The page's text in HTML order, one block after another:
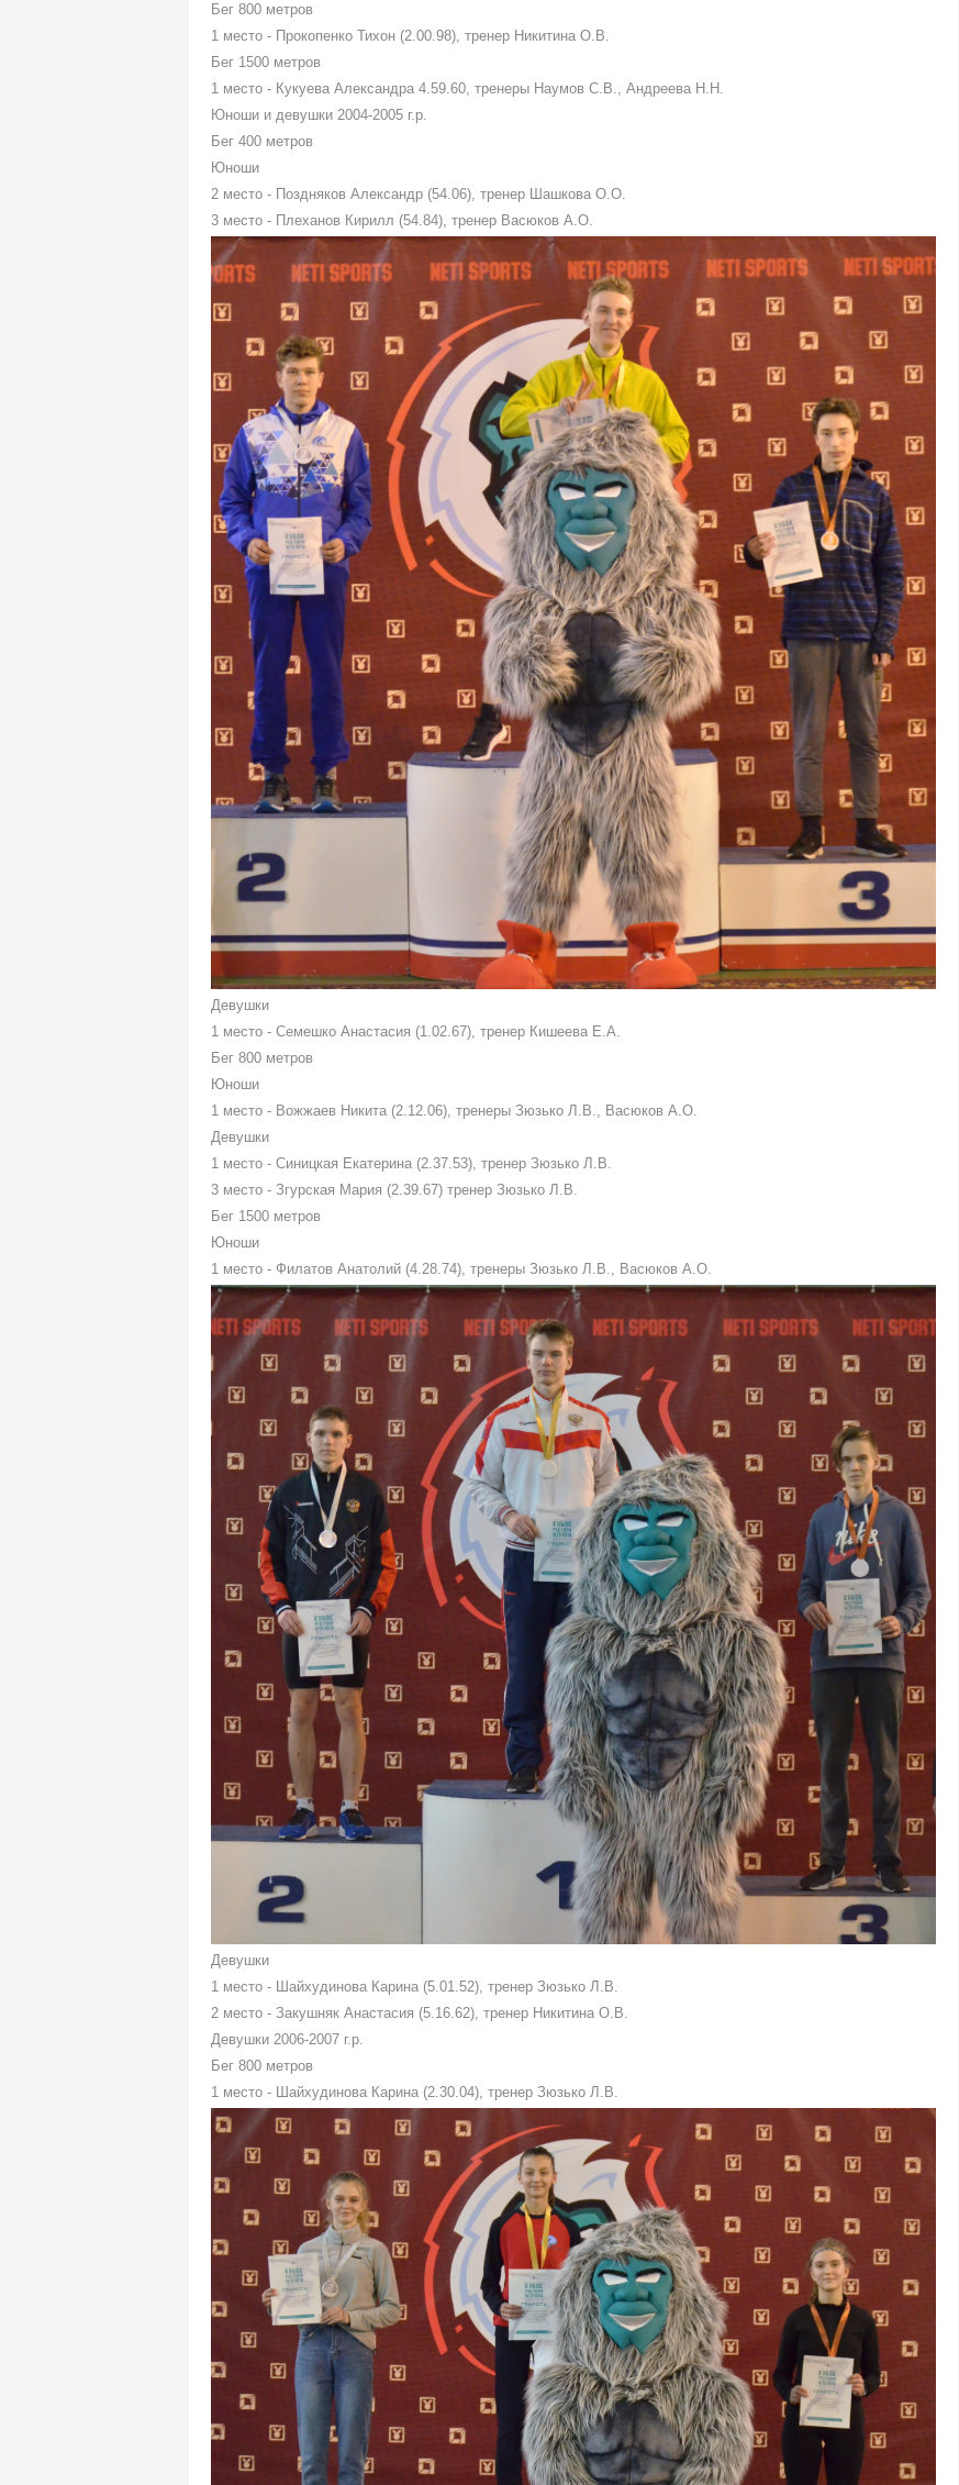
Бег 800 метров
1 место - Прокопенко Тихон (2.00.98), тренер Никитина О.В.
Бег 1500 метров
1 место - Кукуева Александра 4.59.60, тренеры Наумов С.В., Андреева Н.Н.
Юноши и девушки 2004-2005 г.р.
Бег 400 метров
Юноши
2 место - Поздняков Александр (54.06), тренер Шашкова О.О.
3 место - Плеханов Кирилл (54.84), тренер Васюков А.О.
Девушки
1 место - Семешко Анастасия (1.02.67), тренер Кишеева Е.А.
Бег 800 метров
Юноши
1 место - Вожжаев Никита (2.12.06), тренеры Зюзько Л.В., Васюков А.О.
Девушки
1 место - Синицкая Екатерина (2.37.53), тренер Зюзько Л.В.
3 место - Згурская Мария (2.39.67) тренер Зюзько Л.В.
Бег 1500 метров
Юноши
1 место - Филатов Анатолий (4.28.74), тренеры Зюзько Л.В., Васюков А.О.
Девушки
1 место - Шайхудинова Карина (5.01.52), тренер Зюзько Л.В.
2 место - Закушняк Анастасия (5.16.62), тренер Никитина О.В.
Девушки 2006-2007 г.р.
Бег 800 метров
1 место - Шайхудинова Карина (2.30.04), тренер Зюзько Л.В.